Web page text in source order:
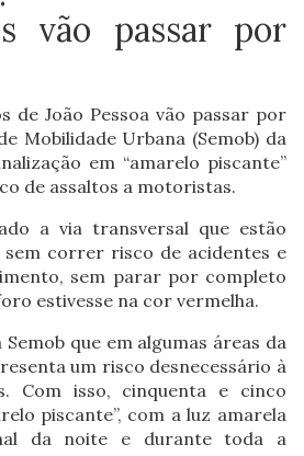
vão passar por
de João Pessoa vão passar por
Mobilidade Urbana (Semob) da
em “amarelo piscante”
de assaltos a motoristas.
a via transversal que estão
correr risco de acidentes e
sem parar por completo
estivesse na cor vermelha.
que em algumas áreas da
um risco desnecessário à
Com isso, cinquenta e cinco
piscante”, com a luz amarela
da noite e durante toda a